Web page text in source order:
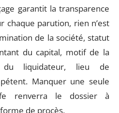
garantit la transparence
chaque parution, rien n’est
de la société, statut
du capital, motif de la
du liquidateur, lieu de
Manquer une seule
renverra le dossier à
de procès.